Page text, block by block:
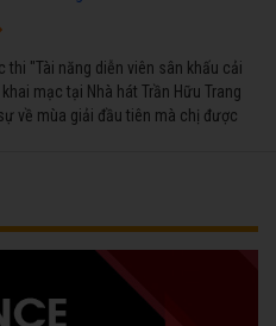
thi "Tài năng diễn viên sân khấu cải
mạc tại Nhà hát Trần Hữu Trang
về mùa giải đầu tiên mà chị được